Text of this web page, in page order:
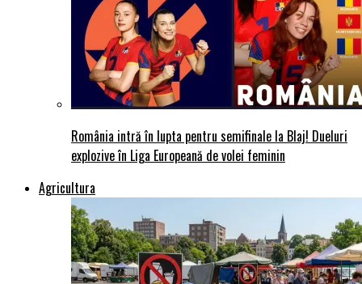
România intră în lupta pentru semifinale la Blaj! Dueluri
explozive în Liga Europeană de volei feminin
Agricultura